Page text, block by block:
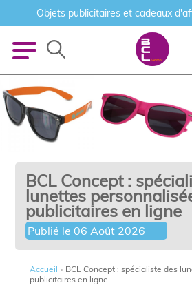
Objets publicitaires et cadeaux
BCL Concept :
lunettes
publicitaires en ligne
Publié le06 Août 2026
Accueil » BCL Concept : spécialiste des
publicitaires en ligne